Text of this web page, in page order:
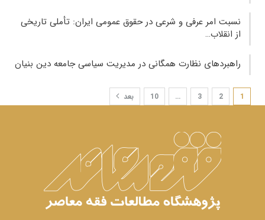
نسبت امر عرفی و شرعی در حقوق عمومی ایران: تأملی تاریخی
از انقلاب…
راهبردهای نظارت همگانی در مدیریت سیاسی جامعه دین بنیان
1
2
3
…
10 بعد